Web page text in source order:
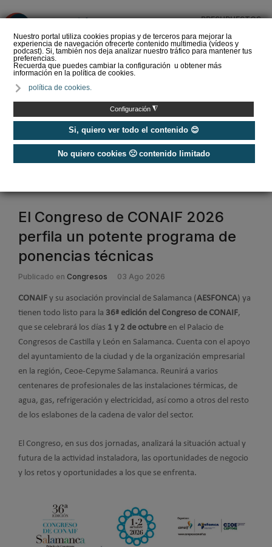
Nuestro portal utiliza cookies propias y de terceros para mejorar la
experiencia de navegación ofrecerte contenido multimedia (vídeos y
podcast). Si, también nos deja analizar nuestro tráfico para mantener tus
preferencias.
Recuerda que puedes cambiar la configuración u obtener más
información en la política de cookies.
política de cookies.
Configuración ◮
Si, quiero ver todo el contenido 😊
No quiero cookies 🙁 contenido limitado
PRESUPUESTOS
del Amperio (Episodio 3)
Etiquetas / aerotermia
El Congreso de CONAIF 2026
perfila un potente programa de
ponencias técnicas
Publicado en Congresos 03 Ago 2026
CONAIF y su asociación provincial de Salamanca (AESFONCA) ya
tienen todo listo para la 36ª edición del Congreso de CONAIF,
que se celebrará los días 1 y 2 de octubreen el Palacio de
Congresos de Castilla y León en Salamanca. Cuenta con el apoyo
del ayuntamiento de la ciudad y de la organización empresarial
en la región, Ceoe-Cepyme Salamanca. Reunirá a varios
centenares de profesionales de las instalaciones térmicas, de
agua, gas, refrigeración y electricidad, así como a otros del resto
de los eslabones de la cadena de valor del sector.
El Congreso, en sus dos jornadas, analizará la situación actual y
futura de la actividad instaladora, las oportunidades de negocio
y los retos y oportunidades a los que se enfrenta.